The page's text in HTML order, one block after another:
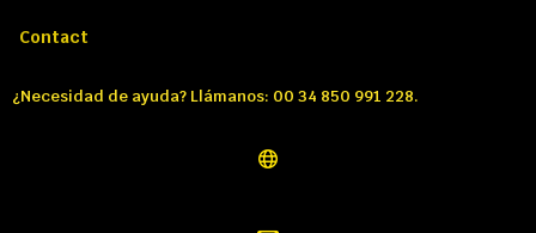
Contact
¿Necesidad de ayuda? Llámanos: 00 34 850 991 228.